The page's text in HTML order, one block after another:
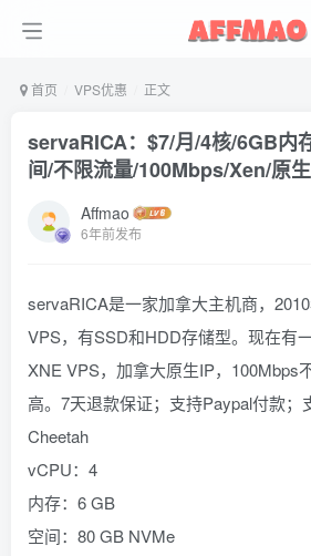
首页 VPS优惠 正文
servaRICA：$7/月/4核/6GB内
间/不限流量/100Mbps/Xen/原
Affmao
6年前发布
servaRICA是一家加拿大主机商，
VPS，有SSD和HDD存储型。现在有
XNE VPS，加拿大原生IP，100Mbps
高。7天退款保证；支持Paypal付款；
Cheetah
vCPU：4
内存：6 GB
空间：80 GB NVMe